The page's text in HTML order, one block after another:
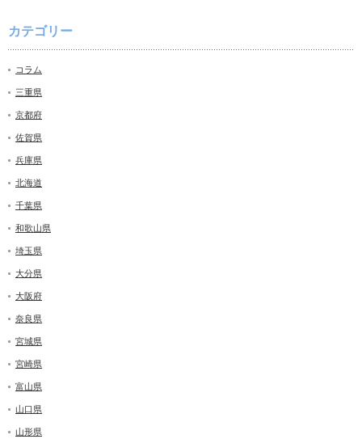
カテゴリー
コラム
三重県
京都府
佐賀県
兵庫県
北海道
千葉県
和歌山県
埼玉県
大分県
大阪府
奈良県
宮城県
宮崎県
富山県
山口県
山形県